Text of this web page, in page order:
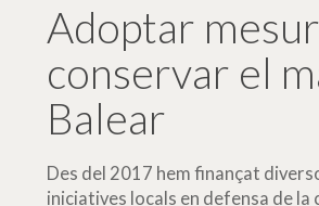
Adoptar
conservar el
Balear
Des del 2017 hem finançat
iniciatives locals en defensa de la